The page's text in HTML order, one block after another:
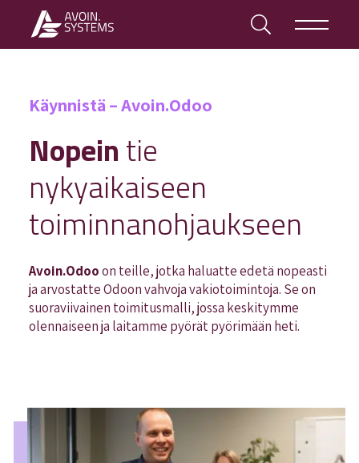
Käynnistä – Avoin.Odoo
Nopeintie
nykyaikaiseen
toiminnanohjaukseen
Avoin.Odooon teille, jotka haluatte edetä nopeasti
ja arvostatte Odoon vahvoja vakiotoimintoja. Se on
suoraviivainen toimitusmalli, jossa keskitymme
olennaiseen ja laitamme pyörät pyörimään heti.